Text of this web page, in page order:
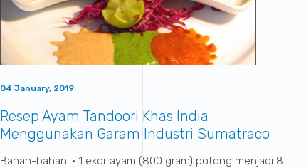
04 January, 2019
Resep Ayam Tandoori Khas India
Menggunakan Garam Industri Sumatraco
Bahan-bahan: • 1 ekor ayam (800 gram) potong menjadi 8